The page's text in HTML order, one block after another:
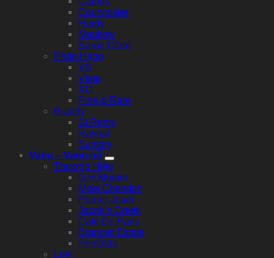
Courvoisier
Hardy
Meukow
Baron Otard
Phân Hạng
VS
Vsop
XO
Fine & Rare
Brandy
St Remy
Raynal
Suntory
Vang – Vang nổ
Thương Hiệu
G.H Mumm
Moet Chandon
Perrier Jouet
Jacob’s Creek
Cafe De Paris
Brancott Estate
Penfolds
Loại